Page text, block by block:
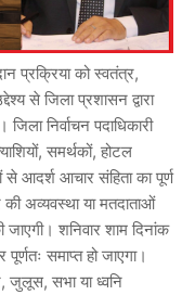
प्रक्रिया को स्वतंत्र,
से जिला प्रशासन द्वारा
निर्वाचन पदाधिकारी
समर्थकों, होटल
से आदर्श आचार संहिता का पूर्ण
अव्यवस्था या मतदाताओं
शनिवार शाम दिनांक
समाप्त हो जाएगा।
जुलूस, सभा या ध्वनि